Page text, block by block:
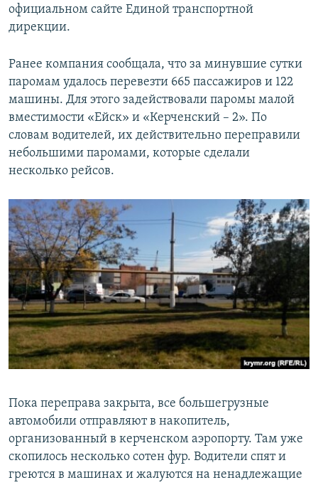
официальном сайте Единой транспортной
дирекции.
Ранее компания сообщала, что за минувшие сутки
паромам удалось перевезти 665 пассажиров и 122
машины. Для этого задействовали паромы малой
вместимости «Ейск» и «Керченский – 2». По
словам водителей, их действительно переправили
небольшими паромами, которые сделали
несколько рейсов.
Пока переправа закрыта, все большегрузные
автомобили отправляют в накопитель,
организованный в керченском аэропорту. Там уже
скопилось несколько сотен фур. Водители спят и
греются в машинах и жалуются на ненадлежащие